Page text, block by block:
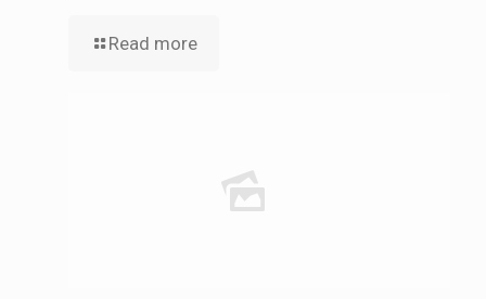
Read more